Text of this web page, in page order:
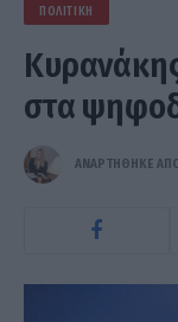
ΠΟΛΙΤΙΚΉ
στα
ΑΝΑΡΤΗΘΗΚΕ